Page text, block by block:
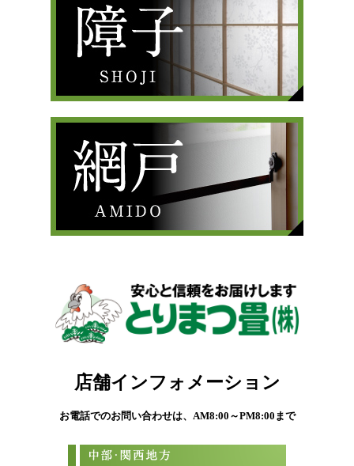
店舗インフォメーション
お電話でのお問い合わせは、AM8:00～PM8:00まで